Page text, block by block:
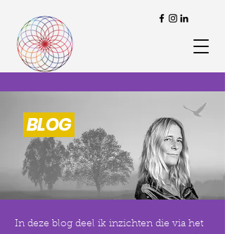
BLOG
In deze blog deel ik inzichten die via het